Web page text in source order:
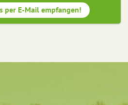
per E-Mail empfangen!